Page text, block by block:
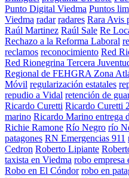
Punto Digital Viedma Puntos
Viedma radar radares Rara Avis
Raúl Martinez Raúl Sale Re
Rechazo a la Reforma Laboral
reclamos reconocimiento Red
Red Rionegrina Tercera
Regional de FEHGRA Zona
Móvil regularización estatales
repudio a Vidal retención de
Ricardo Curetti Ricardo Curetti
marino Ricardo Marino entrega
Richie Ramone Río Negro río
patagones RN Emergencias 911
Cedron Roberto Lipiante
taxista en Viedma robo empresa
Robo en El Cóndor robo en